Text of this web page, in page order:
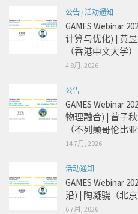
公告 /活动通知
GAMES Webinar
计算与优化) | 黄
（香港中文大学）
4 8月, 2026
公告
GAMES Webinar
物理融合) | 曾子
（不列颠哥伦比亚
14 7月, 2026
活动通知
GAMES Webinar
沿) | 陶凝骁（北
6 7月, 2026